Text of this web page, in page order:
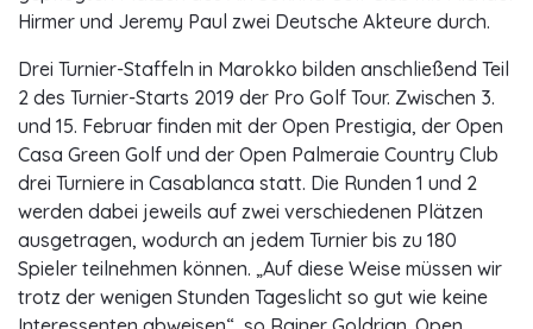
Hirmer und Jeremy Paul zwei Deutsche Akteure durch.
Drei Turnier-Staffeln in Marokko bilden anschließend Teil
2 des Turnier-Starts 2019 der Pro Golf Tour. Zwischen 3.
und 15. Februar finden mit der Open Prestigia, der Open
Casa Green Golf und der Open Palmeraie Country Club
drei Turniere in Casablanca statt. Die Runden 1 und 2
werden dabei jeweils auf zwei verschiedenen Plätzen
ausgetragen, wodurch an jedem Turnier bis zu 180
Spieler teilnehmen können. „Auf diese Weise müssen wir
trotz der wenigen Stunden Tageslicht so gut wie keine